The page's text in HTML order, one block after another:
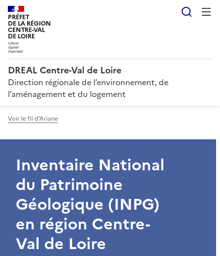
PRÉFET
DE LA RÉGION
CENTRE-VAL
DE LOIRE
DREAL Centre-Val de Loire
Direction régionale de l’environnement, de
l’aménagement et du logement
Voir le fil d'Ariane
Inventaire National
du Patrimoine
Géologique (INPG)
en région Centre-
Val de Loire